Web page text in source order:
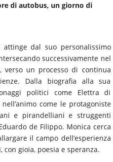
di autobus, un giorno di
dal suo personalissimo
successivamente nel
un processo di continua
Dalla biografia alla sua
politici come Elettra di
come le protagoniste
e pirandelliani e struggenti
de Filippo. Monica cerca
il campo dell’esperienza
con gioia, poesia e speranza.